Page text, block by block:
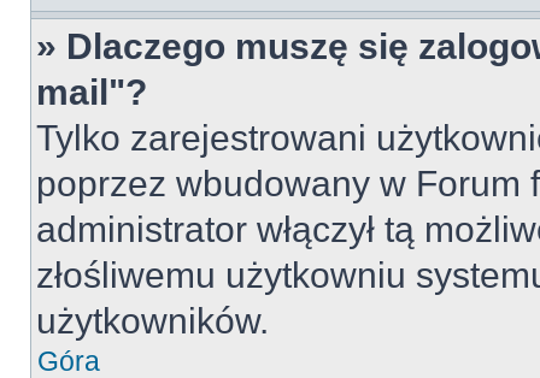
» Dlaczego muszę się
mail"?
Tylko zarejestrowani
poprzez wbudowany w Forum
administrator włączył tą
złośliwemu użytkowniu
użytkowników.
Góra